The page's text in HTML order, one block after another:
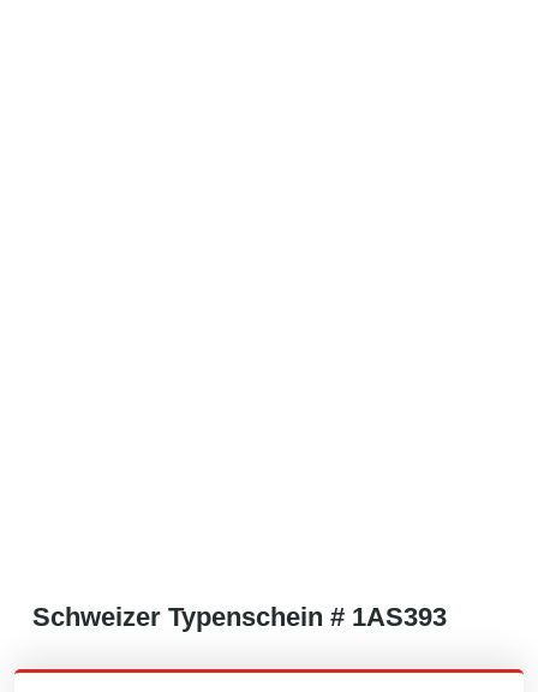
Schweizer Typenschein # 1AS393